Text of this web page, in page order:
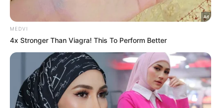
Kasihan Aisha Retno, cakap
2 Ogos 2026
2
Saya jumpa pakar psikiatri,
hadiri sesi kaunseling – Bella
Astillah